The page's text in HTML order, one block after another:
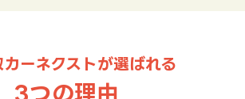
ーネクストが選ばれる
3つの理由